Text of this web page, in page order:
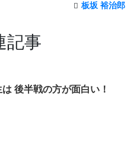
板坂 裕治郎
記事
は 後半戦の方が面白い！